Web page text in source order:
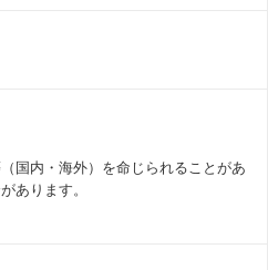
国内・海外）を命じられることがあ
あります。